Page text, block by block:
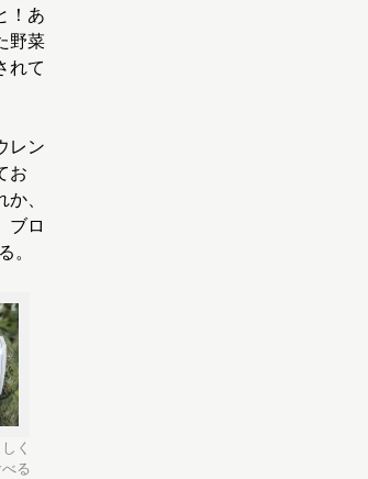
！あ
野菜
れて
レン
お
、
ブロ
。
く
る